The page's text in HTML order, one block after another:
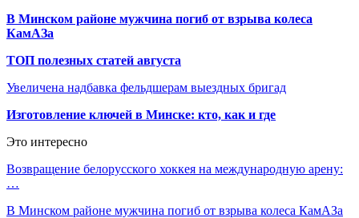
В Минском районе мужчина погиб от взрыва колеса
КамАЗа
ТОП полезных статей августа
Увеличена надбавка фельдшерам выездных бригад
Изготовление ключей в Минске: кто, как и где
Это интересно
Возвращение белорусского хоккея на международную арену:
…
В Минском районе мужчина погиб от взрыва колеса КамАЗа